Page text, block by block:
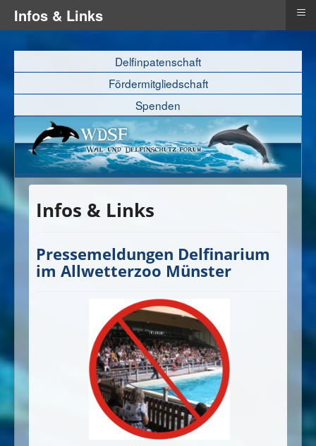
Delfinpatenschaft
Fördermitgliedschaft
Spenden
Infos & Links
Pressemeldungen Delfinarium
im Allwetterzoo Münster
Infos & Links ≡